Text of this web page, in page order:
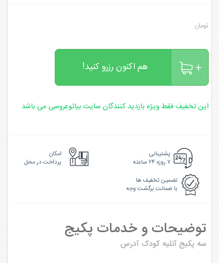
تومان
هم اکنون رزرو کنید!
این تخفیف فقط ویژه بازدید کنندگان سایت بیاتوعروسی می باشد
پشتیبانی
۷ روزه ۲۴ ساعته
امکان
پرداخت در محل
تضمین تخفیف ها
با ضمانت برگشت وجه
توضیحات و خدمات پکیج
سه پکیج آتلیه کودک آدرس